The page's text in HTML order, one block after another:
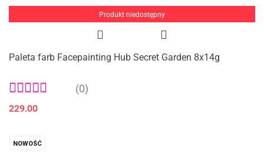
Produkt niedostępny
Paleta farb Facepainting Hub Secret Garden 8x14g
(0)
229.00
NOWOŚĆ